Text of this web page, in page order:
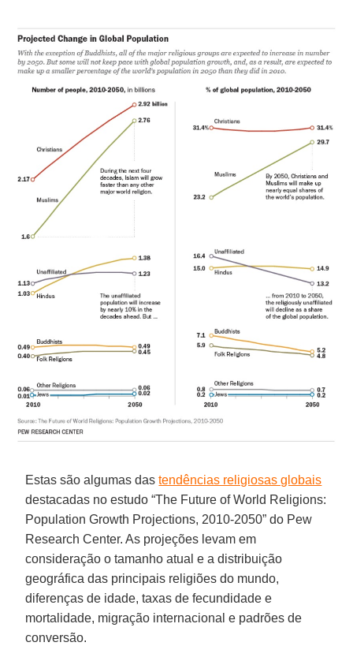
Estas são algumas dastendências religiosas globais
destacadas no estudo “The Future of World Religions:
Population Growth Projections, 2010-2050” do Pew
Research Center. As projeções levam em
consideração o tamanho atual e a distribuição
geográfica das principais religiões do mundo,
diferenças de idade, taxas de fecundidade e
mortalidade, migração internacional e padrões de
conversão.